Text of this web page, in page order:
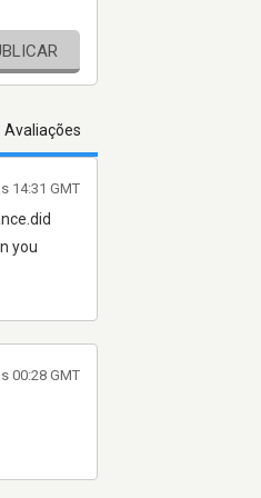
Avaliações
you
14:31 GMT
00:28 GMT